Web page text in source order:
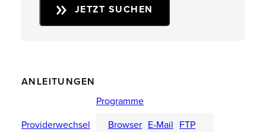
JETZT SUCHEN
ANLEITUNGEN
Providerwechsel
Programme
Browser E-Mail FTP